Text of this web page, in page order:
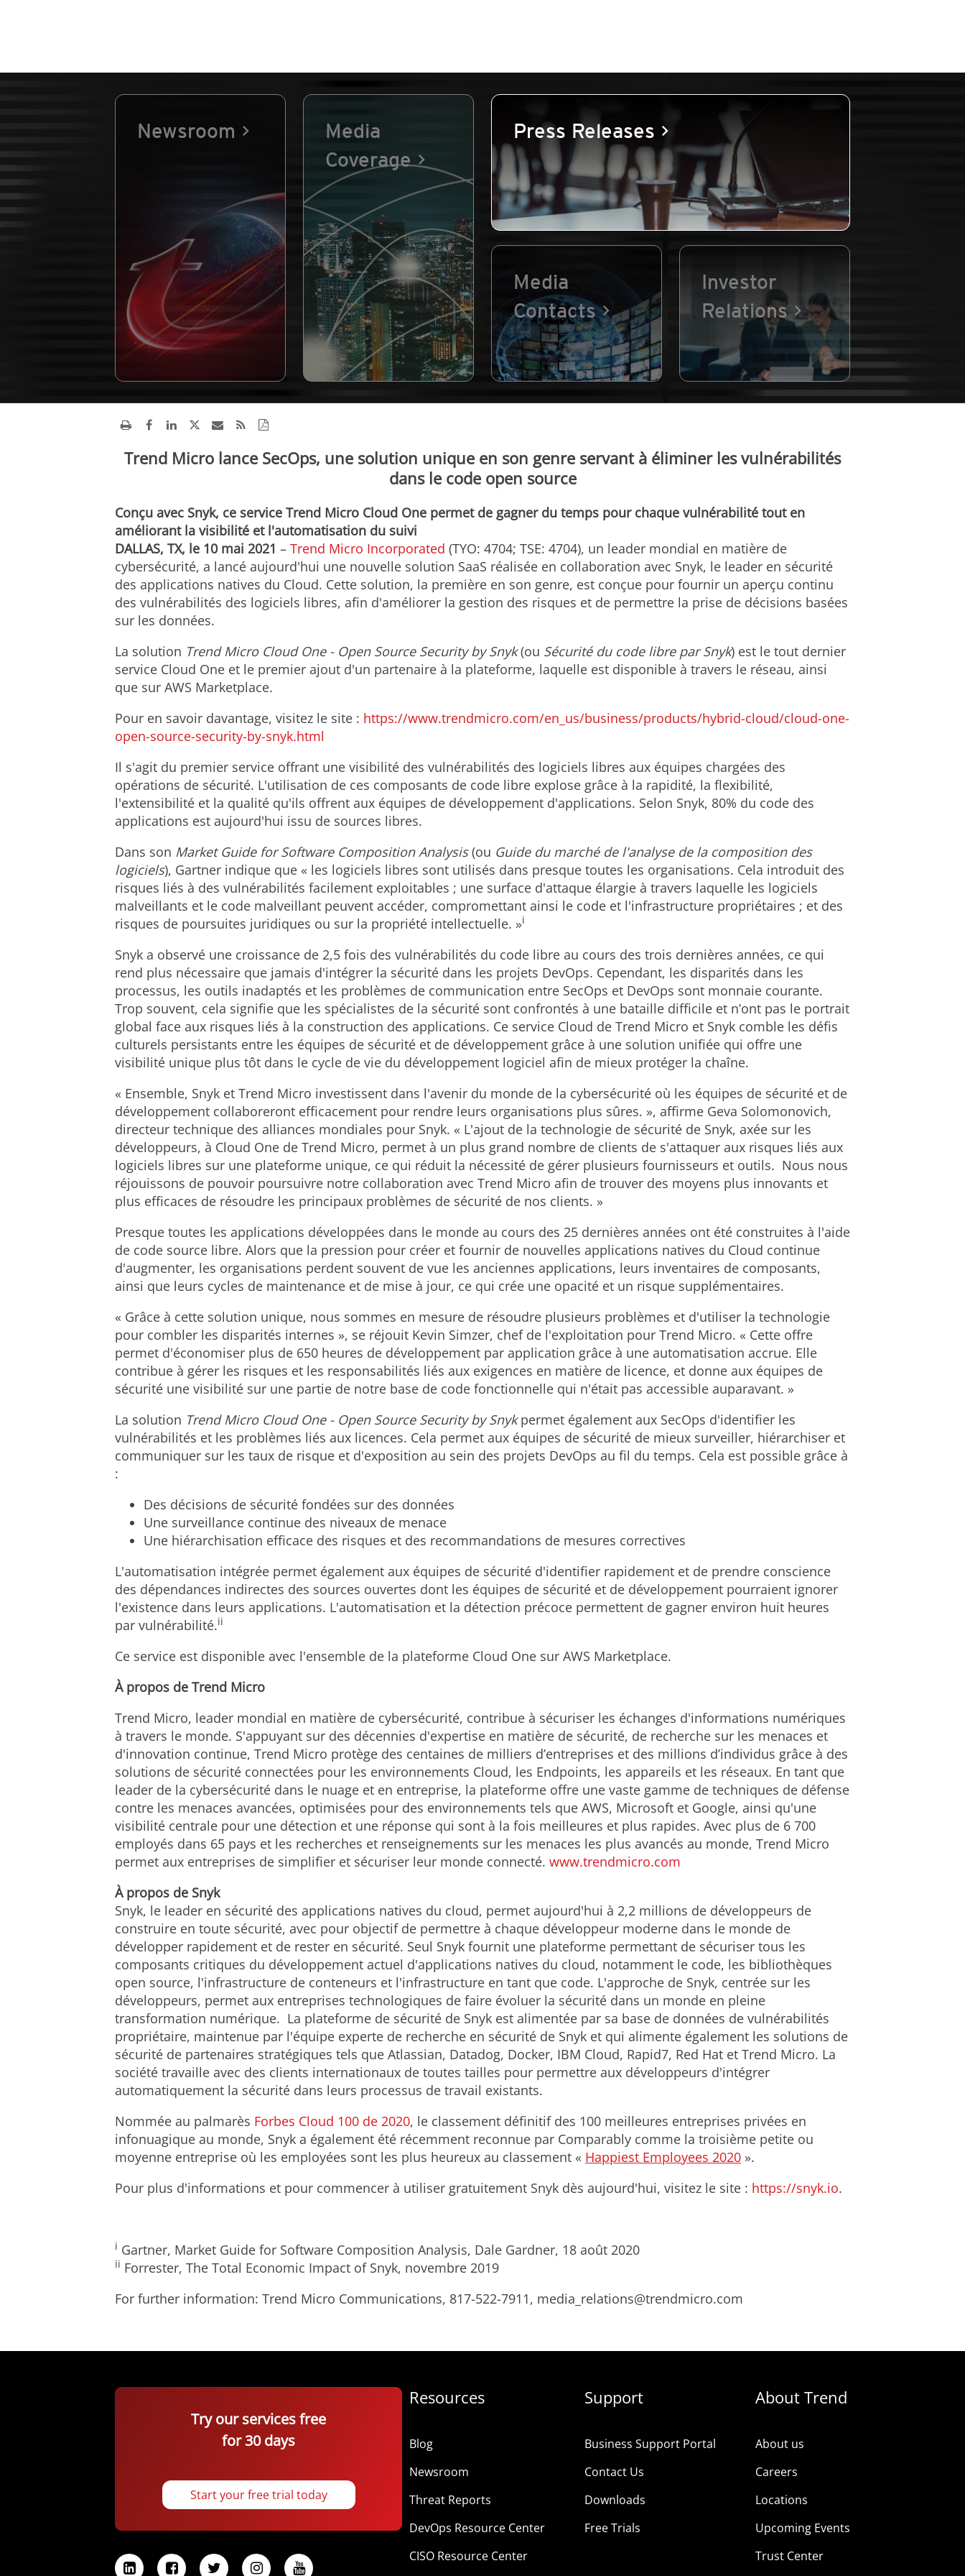
Newsroom
Media
Coverage
Press Releases
Media
Contacts
Investor
Relations
Trend Micro lance SecOps, une solution unique en son genre servant à éliminer les vulnérabilités
dans le code open source
Conçu avec Snyk, ce service Trend Micro Cloud One permet de gagner du temps pour chaque vulnérabilité tout en
améliorant la visibilité et l'automatisation du suivi
DALLAS, TX, le 10 mai 2021 – Trend Micro Incorporated (TYO: 4704; TSE: 4704), un leader mondial en matière de
cybersécurité, a lancé aujourd'hui une nouvelle solution SaaS réalisée en collaboration avec Snyk, le leader en sécurité
des applications natives du Cloud. Cette solution, la première en son genre, est conçue pour fournir un aperçu continu
des vulnérabilités des logiciels libres, afin d'améliorer la gestion des risques et de permettre la prise de décisions basées
sur les données.
La solution Trend Micro Cloud One - Open Source Security by Snyk(ou Sécurité du code libre par Snyk) est le tout dernier
service Cloud One et le premier ajout d'un partenaire à la plateforme, laquelle est disponible à travers le réseau, ainsi
que sur AWS Marketplace.
Pour en savoir davantage, visitez le site : https://www.trendmicro.com/en_us/business/products/hybrid-cloud/cloud-one-
open-source-security-by-snyk.html
Il s'agit du premier service offrant une visibilité des vulnérabilités des logiciels libres aux équipes chargées des
opérations de sécurité. L'utilisation de ces composants de code libre explose grâce à la rapidité, la flexibilité,
l'extensibilité et la qualité qu'ils offrent aux équipes de développement d'applications. Selon Snyk, 80% du code des
applications est aujourd'hui issu de sources libres.
Dans son Market Guide for Software Composition Analysis(ou Guide du marché de l'analyse de la composition des
logiciels), Gartner indique que « les logiciels libres sont utilisés dans presque toutes les organisations. Cela introduit des
risques liés à des vulnérabilités facilement exploitables ; une surface d'attaque élargie à travers laquelle les logiciels
malveillants et le code malveillant peuvent accéder, compromettant ainsi le code et l'infrastructure propriétaires ; et des
risques de poursuites juridiques ou sur la propriété intellectuelle. »i
Snyk a observé une croissance de 2,5 fois des vulnérabilités du code libre au cours des trois dernières années, ce qui
rend plus nécessaire que jamais d'intégrer la sécurité dans les projets DevOps. Cependant, les disparités dans les
processus, les outils inadaptés et les problèmes de communication entre SecOps et DevOps sont monnaie courante.
Trop souvent, cela signifie que les spécialistes de la sécurité sont confrontés à une bataille difficile et n’ont pas le portrait
global face aux risques liés à la construction des applications. Ce service Cloud de Trend Micro et Snyk comble les défis
culturels persistants entre les équipes de sécurité et de développement grâce à une solution unifiée qui offre une
visibilité unique plus tôt dans le cycle de vie du développement logiciel afin de mieux protéger la chaîne.
« Ensemble, Snyk et Trend Micro investissent dans l'avenir du monde de la cybersécurité où les équipes de sécurité et de
développement collaboreront efficacement pour rendre leurs organisations plus sûres. », affirme Geva Solomonovich,
directeur technique des alliances mondiales pour Snyk. « L'ajout de la technologie de sécurité de Snyk, axée sur les
développeurs, à Cloud One de Trend Micro, permet à un plus grand nombre de clients de s'attaquer aux risques liés aux
logiciels libres sur une plateforme unique, ce qui réduit la nécessité de gérer plusieurs fournisseurs et outils. Nous nous
réjouissons de pouvoir poursuivre notre collaboration avec Trend Micro afin de trouver des moyens plus innovants et
plus efficaces de résoudre les principaux problèmes de sécurité de nos clients. »
Presque toutes les applications développées dans le monde au cours des 25 dernières années ont été construites à l'aide
de code source libre. Alors que la pression pour créer et fournir de nouvelles applications natives du Cloud continue
d'augmenter, les organisations perdent souvent de vue les anciennes applications, leurs inventaires de composants,
ainsi que leurs cycles de maintenance et de mise à jour, ce qui crée une opacité et un risque supplémentaires.
« Grâce à cette solution unique, nous sommes en mesure de résoudre plusieurs problèmes et d'utiliser la technologie
pour combler les disparités internes », se réjouit Kevin Simzer, chef de l'exploitation pour Trend Micro. « Cette offre
permet d'économiser plus de 650 heures de développement par application grâce à une automatisation accrue. Elle
contribue à gérer les risques et les responsabilités liés aux exigences en matière de licence, et donne aux équipes de
sécurité une visibilité sur une partie de notre base de code fonctionnelle qui n'était pas accessible auparavant. »
La solution Trend Micro Cloud One - Open Source Security by Snykpermet également aux SecOps d'identifier les
vulnérabilités et les problèmes liés aux licences. Cela permet aux équipes de sécurité de mieux surveiller, hiérarchiser et
communiquer sur les taux de risque et d'exposition au sein des projets DevOps au fil du temps. Cela est possible grâce à
:
Des décisions de sécurité fondées sur des données
Une surveillance continue des niveaux de menace
Une hiérarchisation efficace des risques et des recommandations de mesures correctives
L'automatisation intégrée permet également aux équipes de sécurité d'identifier rapidement et de prendre conscience
des dépendances indirectes des sources ouvertes dont les équipes de sécurité et de développement pourraient ignorer
l'existence dans leurs applications. L'automatisation et la détection précoce permettent de gagner environ huit heures
par vulnérabilité.ii
Ce service est disponible avec l'ensemble de la plateforme Cloud One sur AWS Marketplace.
À propos de Trend Micro
Trend Micro, leader mondial en matière de cybersécurité, contribue à sécuriser les échanges d'informations numériques
à travers le monde. S'appuyant sur des décennies d'expertise en matière de sécurité, de recherche sur les menaces et
d'innovation continue, Trend Micro protège des centaines de milliers d’entreprises et des millions d’individus grâce à des
solutions de sécurité connectées pour les environnements Cloud, les Endpoints, les appareils et les réseaux. En tant que
leader de la cybersécurité dans le nuage et en entreprise, la plateforme offre une vaste gamme de techniques de défense
contre les menaces avancées, optimisées pour des environnements tels que AWS, Microsoft et Google, ainsi qu'une
visibilité centrale pour une détection et une réponse qui sont à la fois meilleures et plus rapides. Avec plus de 6 700
employés dans 65 pays et les recherches et renseignements sur les menaces les plus avancés au monde, Trend Micro
permet aux entreprises de simplifier et sécuriser leur monde connecté. www.trendmicro.com
À propos de Snyk
Snyk, le leader en sécurité des applications natives du cloud, permet aujourd'hui à 2,2 millions de développeurs de
construire en toute sécurité, avec pour objectif de permettre à chaque développeur moderne dans le monde de
développer rapidement et de rester en sécurité. Seul Snyk fournit une plateforme permettant de sécuriser tous les
composants critiques du développement actuel d'applications natives du cloud, notamment le code, les bibliothèques
open source, l'infrastructure de conteneurs et l'infrastructure en tant que code. L'approche de Snyk, centrée sur les
développeurs, permet aux entreprises technologiques de faire évoluer la sécurité dans un monde en pleine
transformation numérique. La plateforme de sécurité de Snyk est alimentée par sa base de données de vulnérabilités
propriétaire, maintenue par l'équipe experte de recherche en sécurité de Snyk et qui alimente également les solutions de
sécurité de partenaires stratégiques tels que Atlassian, Datadog, Docker, IBM Cloud, Rapid7, Red Hat et Trend Micro. La
société travaille avec des clients internationaux de toutes tailles pour permettre aux développeurs d'intégrer
automatiquement la sécurité dans leurs processus de travail existants.
Nommée au palmarès Forbes Cloud 100 de 2020, le classement définitif des 100 meilleures entreprises privées en
infonuagique au monde, Snyk a également été récemment reconnue par Comparably comme la troisième petite ou
moyenne entreprise où les employées sont les plus heureux au classement « Happiest Employees 2020 ».
Pour plus d'informations et pour commencer à utiliser gratuitement Snyk dès aujourd'hui, visitez le site : https://snyk.io.
i Gartner, Market Guide for Software Composition Analysis, Dale Gardner, 18 août 2020
ii Forrester, The Total Economic Impact of Snyk, novembre 2019
For further information: Trend Micro Communications, 817-522-7911, media_relations@trendmicro.com
Try our services free
for 30 days
Start your free trial today
Resources
Blog
Newsroom
Threat Reports
DevOps Resource Center
CISO Resource Center
Support
Business Support Portal
Contact Us
Downloads
Free Trials
About Trend
About us
Careers
Locations
Upcoming Events
Trust Center